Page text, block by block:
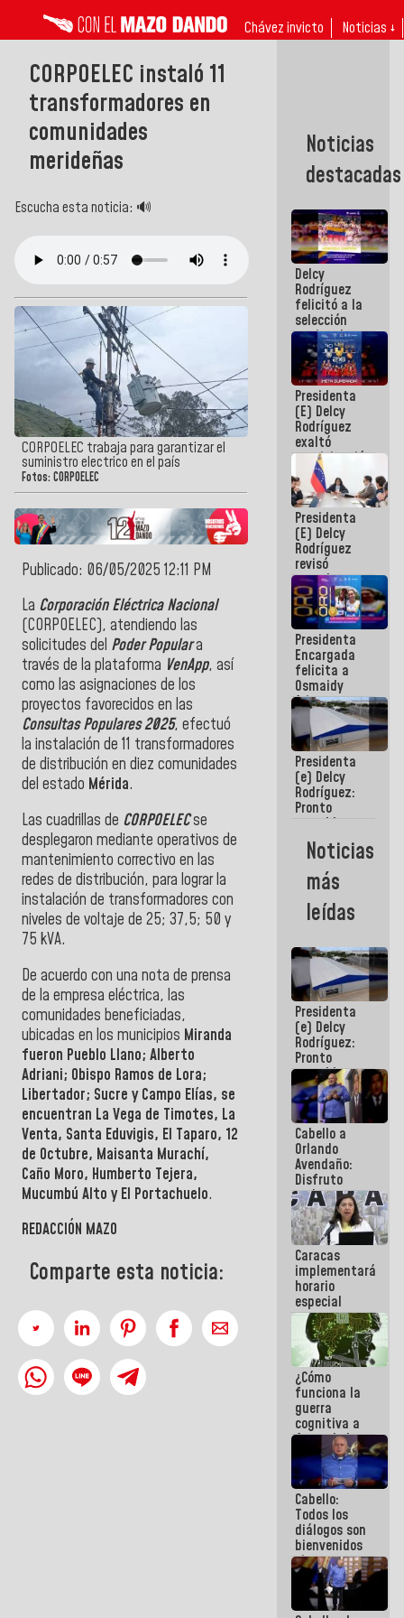
Chávez invicto Noticias ↓
CORPOELEC instaló 11
transformadores en
comunidades
merideñas
Escucha esta noticia: 🔊
CORPOELEC trabaja para garantizar el
suministro electrico en el país
Fotos: CORPOELEC
Publicado: 06/05/2025 12:11 PM
La Corporación Eléctrica Nacional
(CORPOELEC), atendiendo las
solicitudes del Poder Populara
través de la plataforma VenApp, así
como las asignaciones de los
proyectos favorecidos en las
Consultas Populares 2025, efectuó
la instalación de 11 transformadores
de distribución en diez comunidades
del estado Mérida.
Las cuadrillas de CORPOELECse
desplegaron mediante operativos de
mantenimiento correctivo en las
redes de distribución, para lograr la
instalación de transformadores con
niveles de voltaje de 25; 37,5; 50 y
75 kVA.
De acuerdo con una nota de prensa
de la empresa eléctrica, las
comunidades beneficiadas,
ubicadas en los municipios Miranda
fueron Pueblo Llano; Alberto
Adriani; Obispo Ramos de Lora;
Libertador; Sucre y Campo Elías, se
encuentran La Vega de Timotes, La
Venta, Santa Eduvigis, El Taparo, 12
de Octubre, Maisanta Murachí,
Caño Moro, Humberto Tejera,
Mucumbú Alto y El Portachuelo.
REDACCIÓN MAZO
Comparte esta noticia:
Noticias
destacadas
Delcy
Rodríguez
felicitó a la
selección
nacional
masculina
de voleibol
campeona
de la Copa
Panamericana
Sub-17
Presidenta
(E) Delcy
Rodríguez
exaltó
participación
de
Venezuela
en Juegos
Centroamericanos
y del Caribe
2026
Presidenta
(E) Delcy
Rodríguez
revisó
agenda
económica y
ejecución de
fondos de
emergencia
post-sismos
Presidenta
Encargada
felicita a
Osmaidy
Arias y
Giraly
Marcano por
hacer
historia en
los
Centroamericanos
Presidenta
(e) Delcy
Rodríguez:
Pronto
restableceremos
las
operaciones
Aeropuerto
Internacional
de
Noticias
más
leídas
Presidenta
(e) Delcy
Rodríguez:
Pronto
restableceremos
las
operaciones
en el
Aeropuerto
Internacional
de
Maiquetía
Cabello a
Orlando
Avendaño:
Disfruto
cada vez
que escribes
porque lo
que haces
es
embarrarla
Caracas
implementará
horario
especial
para
adaptarse
al plan de
ahorro
energético
¿Cómo
funciona la
guerra
cognitiva a
favor de la
narrativa
hegemónica?
(1)
Cabello:
Todos los
diálogos son
bienvenidos
siempre que
estén en el
marco de la
Constitución